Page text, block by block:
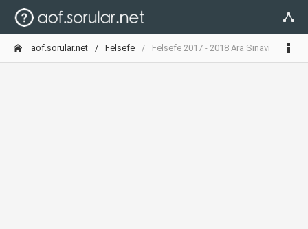
aof.sorular.net Felsefe Felsefe 2017 - 2018 Ara Sınavı